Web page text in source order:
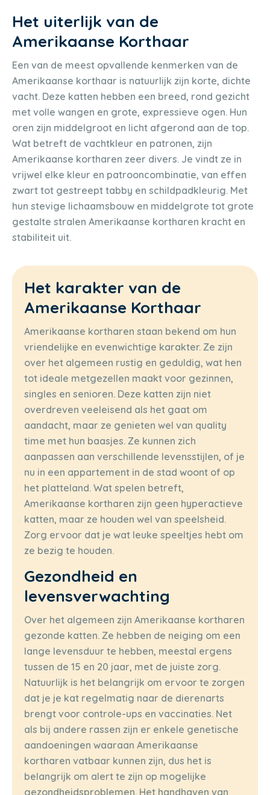
Het uiterlijk van de
Amerikaanse Korthaar
Een van de meest opvallende kenmerken van de
Amerikaanse korthaar is natuurlijk zijn korte, dichte
vacht. Deze katten hebben een breed, rond gezicht
met volle wangen en grote, expressieve ogen. Hun
oren zijn middelgroot en licht afgerond aan de top.
Wat betreft de vachtkleur en patronen, zijn
Amerikaanse kortharen zeer divers. Je vindt ze in
vrijwel elke kleur en patrooncombinatie, van effen
zwart tot gestreept tabby en schildpadkleurig. Met
hun stevige lichaamsbouw en middelgrote tot grote
gestalte stralen Amerikaanse kortharen kracht en
stabiliteit uit.
Het karakter van de
Amerikaanse Korthaar
Amerikaanse kortharen staan bekend om hun
vriendelijke en evenwichtige karakter. Ze zijn
over het algemeen rustig en geduldig, wat hen
tot ideale metgezellen maakt voor gezinnen,
singles en senioren. Deze katten zijn niet
overdreven veeleisend als het gaat om
aandacht, maar ze genieten wel van quality
time met hun baasjes. Ze kunnen zich
aanpassen aan verschillende levensstijlen, of je
nu in een appartement in de stad woont of op
het platteland. Wat spelen betreft,
Amerikaanse kortharen zijn geen hyperactieve
katten, maar ze houden wel van speelsheid.
Zorg ervoor dat je wat leuke speeltjes hebt om
ze bezig te houden.
Gezondheid en
levensverwachting
Over het algemeen zijn Amerikaanse kortharen
gezonde katten. Ze hebben de neiging om een
lange levensduur te hebben, meestal ergens
tussen de 15 en 20 jaar, met de juiste zorg.
Natuurlijk is het belangrijk om ervoor te zorgen
dat je je kat regelmatig naar de dierenarts
brengt voor controle-ups en vaccinaties. Net
als bij andere rassen zijn er enkele genetische
aandoeningen waaraan Amerikaanse
kortharen vatbaar kunnen zijn, dus het is
belangrijk om alert te zijn op mogelijke
gezondheidsproblemen. Het handhaven van